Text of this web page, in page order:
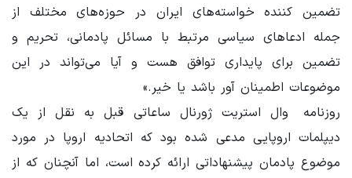
تضمین کننده خواسته‌های ایران در حوزه‌های مختلف از
جمله ادعاهای سیاسی مرتبط با مسائل پادمانی، تحریم و
تضمین‌ برای پایداری توافق هست و آیا می‌تواند در این
موضوعات اطمینان آور باشد یا خیر.»
روزنامه وال استریت ژورنال ساعاتی قبل به نقل از یک
دیپلمات اروپایی مدعی شده بود که اتحادیه اروپا در مورد
موضوع پادمان پیشنهاداتی ارائه کرده است، اما آنچنان که از